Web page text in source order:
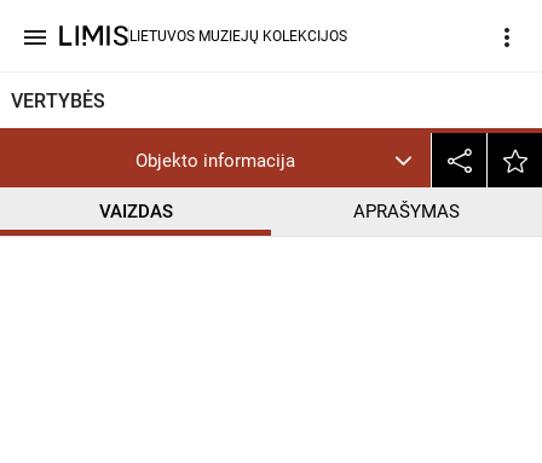
menu LIETUVOS MUZIEJŲ KOLEKCIJOS more_vert
VERTYBĖS
Objekto informacija
VAIZDAS APRAŠYMAS